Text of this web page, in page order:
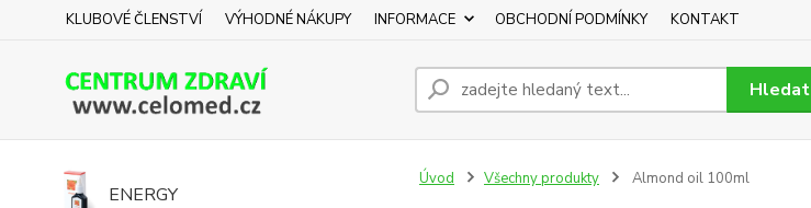
KLUBOVÉ ČLENSTVÍ VÝHODNÉ NÁKUPY INFORMACE OBCHODNÍ PODMÍNKY KONTAKT
Hledat
ENERGY
Úvod Všechny produkty Almond oil 100ml